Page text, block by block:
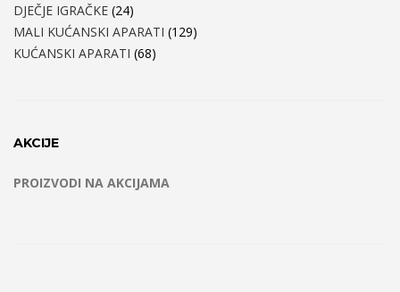
DJEČJE IGRAČKE (24)
MALI KUĆANSKI APARATI (129)
KUĆANSKI APARATI (68)
AKCIJE
PROIZVODI NA AKCIJAMA